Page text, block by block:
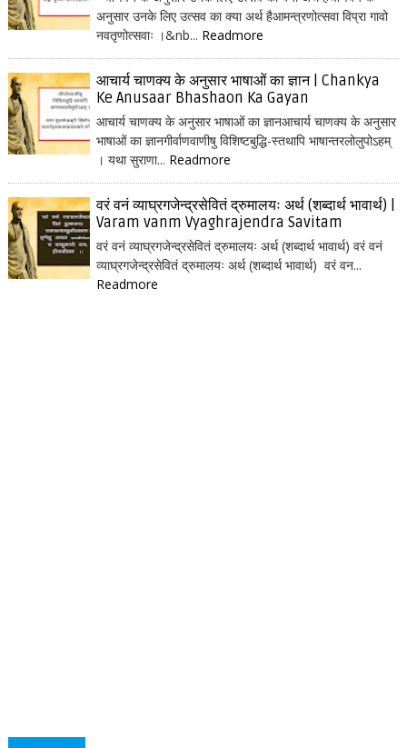
अनुसार उनके लिए उत्सव का क्या अर्थ हैआमन्त्रणोत्सवा विप्रा गावो
नवतृणोत्सवाः ।&nb... Readmore
आचार्य चाणक्य के अनुसार भाषाओं का ज्ञान | Chankya
Ke Anusaar Bhashaon Ka Gayan
आचार्य चाणक्य के अनुसार भाषाओं का ज्ञानआचार्य चाणक्य के अनुसार
भाषाओं का ज्ञानगीर्वाणवाणीषु विशिष्टबुद्धि-स्तथापि भाषान्तरलोलुपोऽहम्
। यथा सुराणा... Readmore
वरं वनं व्याघ्रगजेन्द्रसेवितं द्रुमालयः अर्थ (शब्दार्थ भावार्थ) |
Varam vanm Vyaghrajendra Savitam
वरं वनं व्याघ्रगजेन्द्रसेवितं द्रुमालयः अर्थ (शब्दार्थ भावार्थ) वरं वनं
व्याघ्रगजेन्द्रसेवितं द्रुमालयः अर्थ (शब्दार्थ भावार्थ) वरं वन...
Readmore